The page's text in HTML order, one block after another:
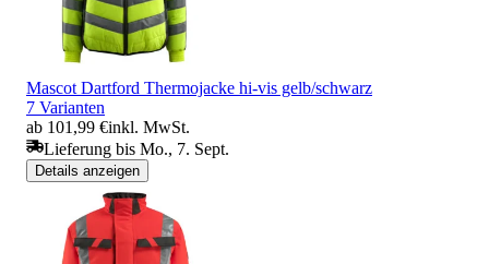
Mascot Dartford Thermojacke hi-vis gelb/schwarz
7 Varianten
ab 101,99 €inkl. MwSt.
Lieferung bis Mo., 7. Sept.
Details anzeigen